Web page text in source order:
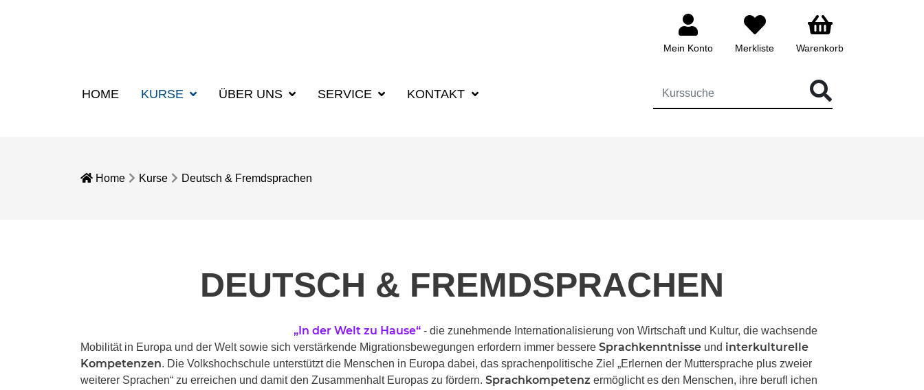
Mein Konto Merkliste Warenkorb
HOME KURSE ÜBER UNS SERVICE KONTAKT
Home Kurse Deutsch & Fremdsprachen
DEUTSCH & FREMDSPRACHEN
„In der Welt zu Hause“ - die zunehmende Internationalisierung von Wirtschaft und Kultur, die wachsende
Mobilität in Europa und der Welt sowie sich verstärkende Migrationsbewegungen erfordern immer bessere Sprachkenntnisse und interkulturelle
Kompetenzen. Die Volkshochschule unterstützt die Menschen in Europa dabei, das sprachenpolitische Ziel „Erlernen der Muttersprache plus zweier
weiterer Sprachen“ zu erreichen und damit den Zusammenhalt Europas zu fördern. Sprachkompetenz ermöglicht es den Menschen, ihre berufl ichen